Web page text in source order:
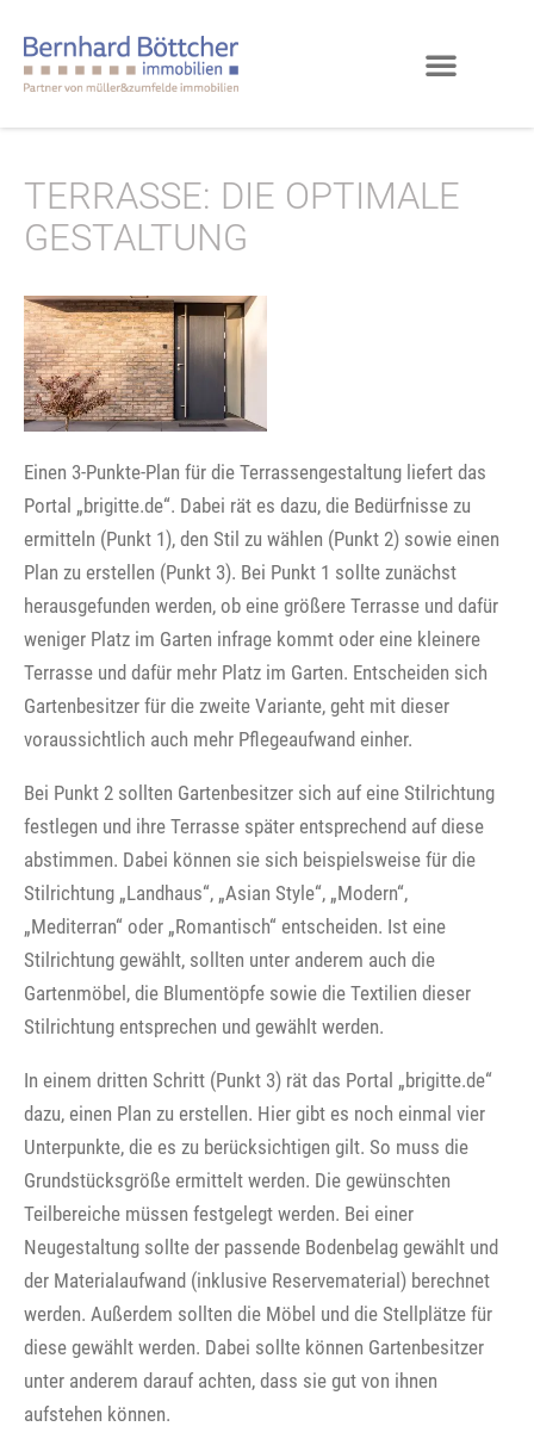
TERRASSE: DIE OPTIMALE
GESTALTUNG
Einen 3-Punkte-Plan für die Terrassengestaltung liefert das
Portal „brigitte.de“. Dabei rät es dazu, die Bedürfnisse zu
ermitteln (Punkt 1), den Stil zu wählen (Punkt 2) sowie einen
Plan zu erstellen (Punkt 3). Bei Punkt 1 sollte zunächst
herausgefunden werden, ob eine größere Terrasse und dafür
weniger Platz im Garten infrage kommt oder eine kleinere
Terrasse und dafür mehr Platz im Garten. Entscheiden sich
Gartenbesitzer für die zweite Variante, geht mit dieser
voraussichtlich auch mehr Pflegeaufwand einher.
Bei Punkt 2 sollten Gartenbesitzer sich auf eine Stilrichtung
festlegen und ihre Terrasse später entsprechend auf diese
abstimmen. Dabei können sie sich beispielsweise für die
Stilrichtung „Landhaus“, „Asian Style“, „Modern“,
„Mediterran“ oder „Romantisch“ entscheiden. Ist eine
Stilrichtung gewählt, sollten unter anderem auch die
Gartenmöbel, die Blumentöpfe sowie die Textilien dieser
Stilrichtung entsprechen und gewählt werden.
In einem dritten Schritt (Punkt 3) rät das Portal „brigitte.de“
dazu, einen Plan zu erstellen. Hier gibt es noch einmal vier
Unterpunkte, die es zu berücksichtigen gilt. So muss die
Grundstücksgröße ermittelt werden. Die gewünschten
Teilbereiche müssen festgelegt werden. Bei einer
Neugestaltung sollte der passende Bodenbelag gewählt und
der Materialaufwand (inklusive Reservematerial) berechnet
werden. Außerdem sollten die Möbel und die Stellplätze für
diese gewählt werden. Dabei sollte können Gartenbesitzer
unter anderem darauf achten, dass sie gut von ihnen
aufstehen können.